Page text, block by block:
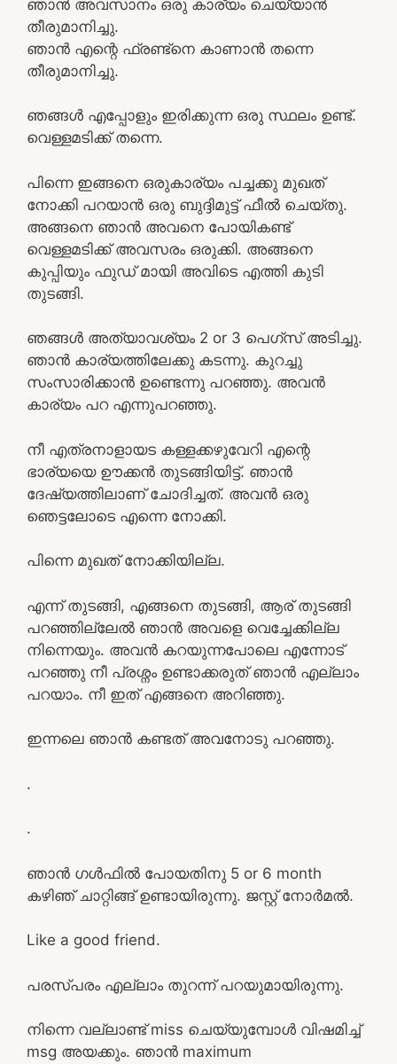
ഞാൻ അവസാനം ഒരു കാര്യം ചെയ്യാൻ
തീരുമാനിച്ചു.
ഞാൻ എന്റെ ഫ്രണ്ട്നെ കാണാൻ തന്നെ
തീരുമാനിച്ചു.
ഞങ്ങൾ എപ്പോളും ഇരിക്കുന്ന ഒരു സ്ഥലം ഉണ്ട്.
വെള്ളമടിക്ക് തന്നെ.
പിന്നെ ഇങ്ങനെ ഒരുകാര്യം പച്ചക്കു മുഖത്
നോക്കി പറയാൻ ഒരു ബുദ്ദിമുട്ട് ഫീൽ ചെയ്തു.
അങ്ങനെ ഞാൻ അവനെ പോയികണ്ട്‌
വെള്ളമടിക്ക് അവസരം ഒരുക്കി. അങ്ങനെ
കുപ്പിയും ഫുഡ് മായി അവിടെ എത്തി കുടി
തുടങ്ങി.
ഞങ്ങൾ അത്യാവശ്യം 2 or 3 പെഗ്‌സ് അടിച്ചു.
ഞാൻ കാര്യത്തിലേക്കു കടന്നു. കുറച്ചു
സംസാരിക്കാൻ ഉണ്ടെന്നു പറഞ്ഞു. അവൻ
കാര്യം പറ എന്നുപറഞ്ഞു.
നീ എത്രനാളായട കള്ളക്കഴുവേറി എന്റെ
ഭാര്യയെ ഊക്കൻ തുടങ്ങിയിട്ട്. ഞാൻ
ദേഷ്യത്തിലാണ് ചോദിച്ചത്. അവൻ ഒരു
ഞെട്ടലോടെ എന്നെ നോക്കി.
പിന്നെ മുഖത് നോക്കിയില്ല.
എന്ന് തുടങ്ങി, എങ്ങനെ തുടങ്ങി, ആര് തുടങ്ങി
പറഞ്ഞില്ലേൽ ഞാൻ അവളെ വെച്ചേക്കില്ല
നിന്നെയും. അവൻ കറയുന്നപോലെ എന്നോട്
പറഞ്ഞു നീ പ്രശ്നം ഉണ്ടാക്കരുത് ഞാൻ എല്ലാം
പറയാം. നീ ഇത് എങ്ങനെ അറിഞ്ഞു.
ഇന്നലെ ഞാൻ കണ്ടത് അവനോടു പറഞ്ഞു.
.
.
ഞാൻ ഗൾഫിൽ പോയതിനു 5 or 6 month
കഴിഞ്‍ ചാറ്റിങ്ങ് ഉണ്ടായിരുന്നു. ജസ്റ്റ് നോർമൽ.
Like a good friend.
പരസ്പരം എല്ലാം തുറന്ന് പറയുമായിരുന്നു.
നിന്നെ വല്ലാണ്ട് miss ചെയ്യുമ്പോൾ വിഷമിച്ച്
msg അയക്കും. ഞാന്‍ maximum